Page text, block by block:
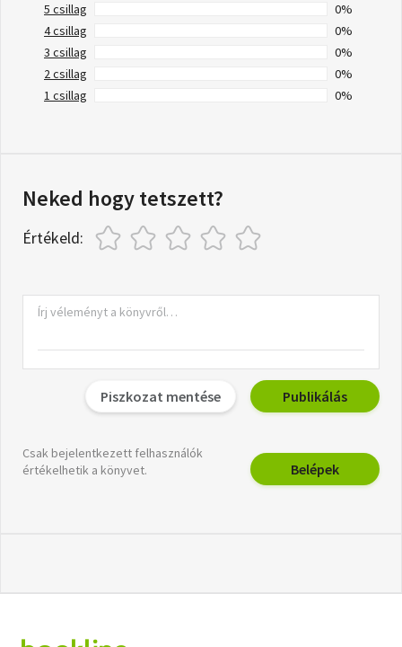
5 csillag
0%
4 csillag
0%
3 csillag
0%
2 csillag
0%
1 csillag
0%
Neked hogy tetszett?
Értékeld:
Piszkozat mentése Publikálás
Csak bejelentkezett felhasználók
értékelhetik a könyvet.
Belépek